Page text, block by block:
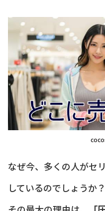
なぜ今、多くの人がセ
しているのでしょうか？